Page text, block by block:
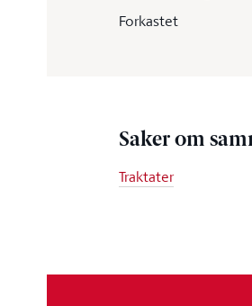
Forkastet
Saker om
Traktater